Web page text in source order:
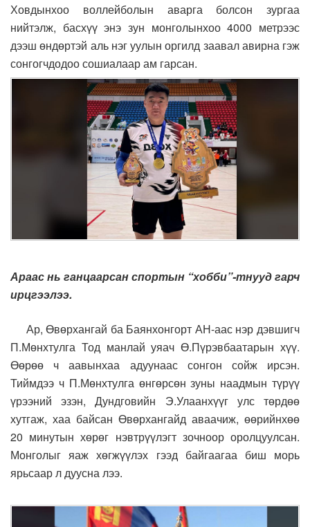
Ховдынхоо воллейболын аварга болсон зургаа
нийтэлж, басхүү энэ зун монголынхоо 4000 метрээс
дээш өндөртэй аль нэг уулын оргилд заавал авирна гэж
сонгогчдодоо сошиалаар ам гарсан.
Араас нь ганцаарсан спортын “хобби”-тнууд гарч
ирцгээлээ.
Ар, Өвөрхангай ба Баянхонгорт АН-аас нэр дэвшигч
П.Мөнхтулга Тод манлай уяач Ө.Пүрэвбаатарын хүү.
Өөрөө ч аавынхаа адуунаас сонгон сойж ирсэн.
Тиймдээ ч П.Мөнхтулга өнгөрсөн зуны наадмын түрүү
үрээний эзэн, Дундговийн Э.Улаанхүүг улс төрдөө
хутгаж, хаа байсан Өвөрхангайд аваачиж, өөрийнхөө
20 минутын хөрөг нэвтрүүлэгт зочноор оролцуулсан.
Монголыг яаж хөгжүүлэх гээд байгаагаа биш морь
ярьсаар л дуусна лээ.